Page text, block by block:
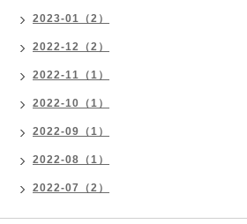
2023-01（2）
2022-12（2）
2022-11（1）
2022-10（1）
2022-09（1）
2022-08（1）
2022-07（2）